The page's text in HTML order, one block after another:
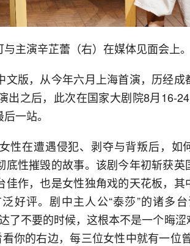
主演辛芷蕾（右）在媒体见面会上。
版，从今年六月上海首演，历经成
出之后，此次在国家大剧院8月16-
一站。
性在遭遇侵犯、剥夺与背叛后，如
底性摧毁的故事。该剧今年初斩获英
佳作，也是女性独角戏的天花板，其
好评。剧中主人公“泰莎”的诸多
了不要的时候，这根本不是一个晦
你的右边，每三位女性中就有一位